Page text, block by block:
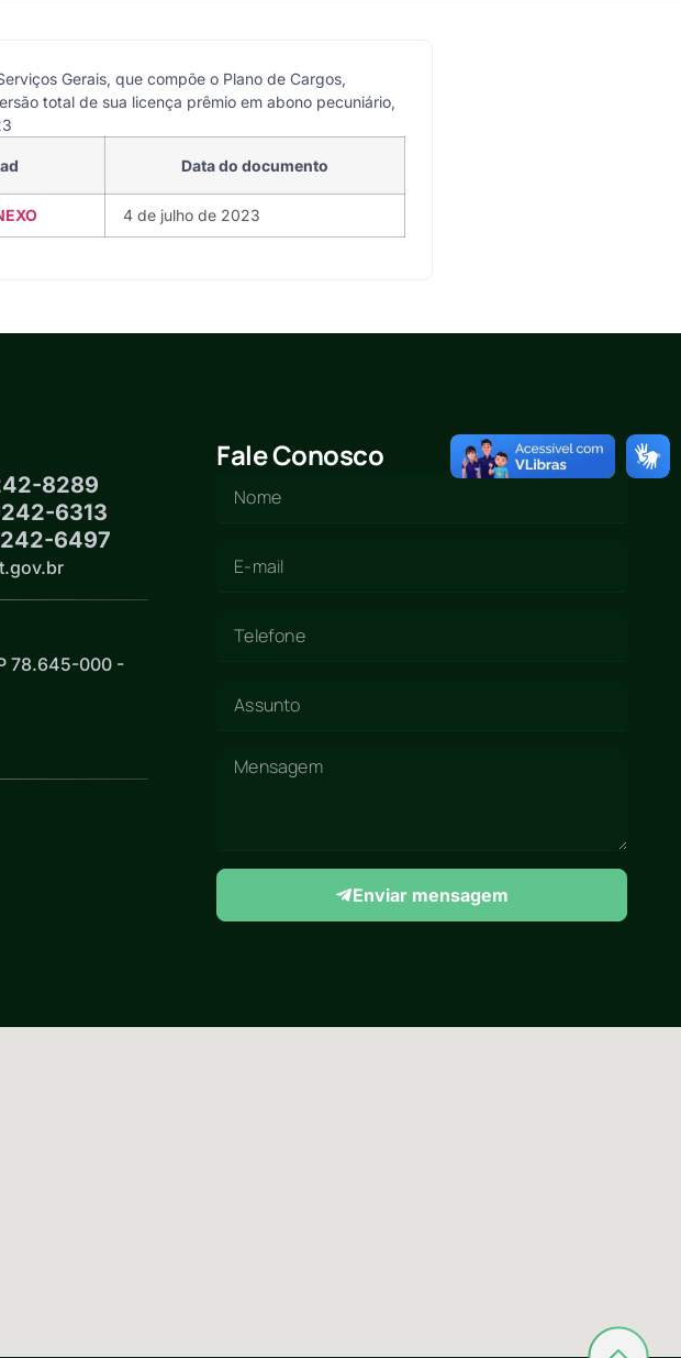
Gerais, que compõe o Plano de Cargos,
total de sua licença prêmio em abono pecuniário,
Data do documento
4 de julho de 2023
8289
6313
6497
78.645-000 -
Fale Conosco
Enviar mensagem